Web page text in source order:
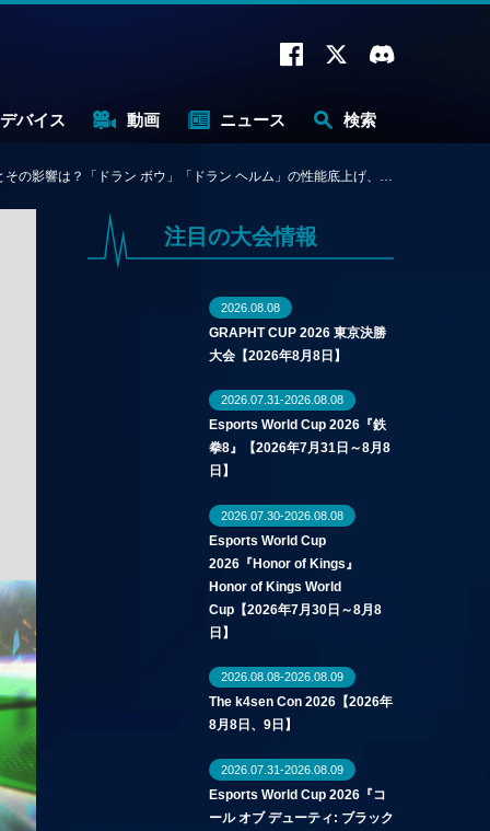
デバイス 動画 ニュース 検索
ラン ヘルム」の性能底上げ、『タンクガリオ』向きのユニークなバフに注目
注目の大会情報
2026.08.08
GRAPHT CUP 2026 東京決勝
大会【2026年8月8日】
2026.07.31-2026.08.08
Esports World Cup 2026『鉄
拳8』【2026年7月31日～8月8
日】
2026.07.30-2026.08.08
Esports World Cup
2026『Honor of Kings』
Honor of Kings World
Cup【2026年7月30日～8月8
日】
2026.08.08-2026.08.09
The k4sen Con 2026【2026年
8月8日、9日】
2026.07.31-2026.08.09
Esports World Cup 2026『コ
ール オブ デューティ: ブラック